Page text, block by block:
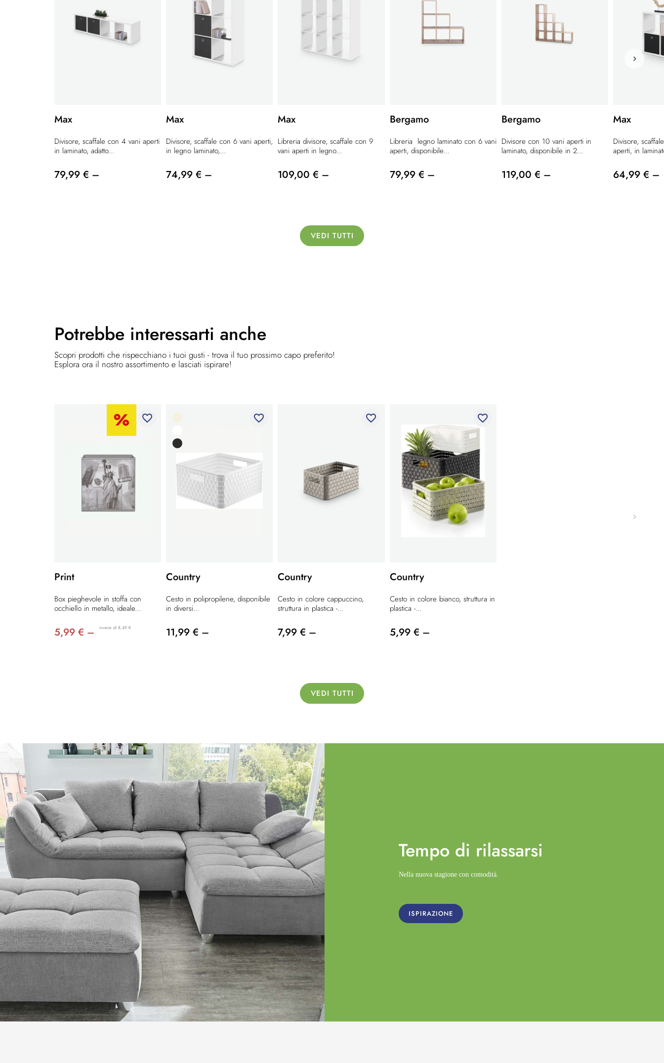
Max
Divisore, scaffale con 4 vani aperti
in laminato, adatto...
79,99 € –
Max
Divisore, scaffale con 6 vani aperti,
in legno laminato,...
74,99 € –
Max
Libreria divisore, scaffale con 9
vani aperti in legno...
109,00 € –
Bergamo
Libreria legno laminato con 6 vani
aperti, disponibile...
79,99 € –
Bergamo
Divisore con 10 vani aperti in
laminato, disponibile in 2...
119,00 € –
Max
Divisore,
aperti, in
64,99 € –
VEDI TUTTI
Potrebbe interessarti anche
Scopri prodotti che rispecchiano i tuoi gusti - trova il tuo prossimo capo preferito!
Esplora ora il nostro assortimento e lasciati ispirare!
favorite_border
Print
Box pieghevole in stoffa con
occhiello in metallo, ideale...
5,99 € – invece di 8,49 €
favorite_border
Country
Cesto in polipropilene, disponibile
in diversi...
11,99 € –
favorite_border
Country
Cesto in colore cappuccino,
struttura in plastica -...
7,99 € –
favorite_border
Country
Cesto in colore bianco, struttura in
plastica -...
5,99 € –
VEDI TUTTI
Tempo di rilassarsi
Nella nuova stagione con comodità.
ISPIRAZIONE